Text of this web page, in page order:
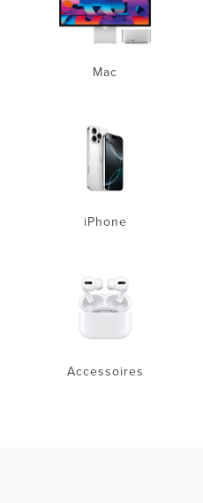
Mac
iPhone
Accessoires